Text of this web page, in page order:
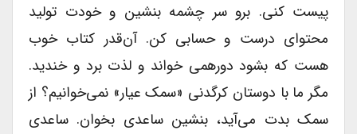
پیست کنی. برو سر چشمه بنشین و خودت تولید
محتوای درست و حسابی کن. آن‌قدر کتاب خوب
هست که بشود دور‌همی خواند و لذت برد و خندید.
مگر ما با دوستان کرگدنی «سمک عیار» نمی‌خوانیم؟ از
سمک بدت می‌آید، بنشین ساعدی بخوان. ساعدی